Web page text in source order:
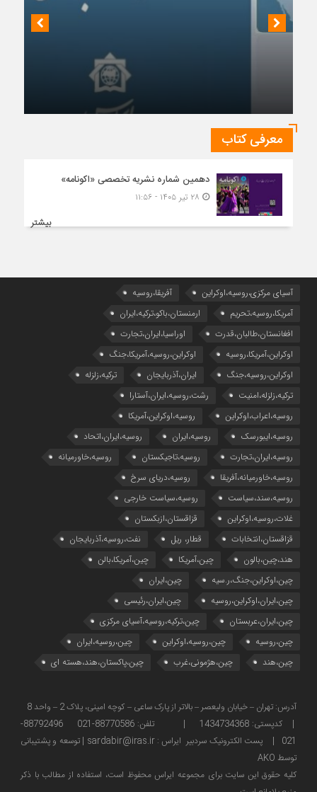
چشم‌انداز روابط ایران و روسیه در جهان پساکرونا
معرفی کتاب
دهمین شماره نشریه تخصصی «اکونامه»
بیشتر
آسیای مرکزی،روسیه،اوکراین
آفریقا،روسیه
آمریکا،روسیه،تحریم
ارمنستان،باکو،ترکیه،ایران
افغانستان،طالبان،قدرت
اوراسیا،ایران،تجارت
اوکراین،آمریکا،روسیه
اوکراین،روسیه،آمریکا،جنگ
اوکراین،روسیه،جنگ
ایران،آذربایجان
ترکیه،زلزله
ترکیه،زلزله،امنیت
رشت،روسیه،ایران،آستارا
روسیه،اعراب،اوکراین
روسیه،اوکراین،آمریکا
روسیه،ایبورسک
روسیه،ایران
روسیه،ایران،اتحاد
روسیه،ایران،تجارت
روسیه،تاجیکستان
روسیه،خاورمیانه
روسیه،خاورمیانه،آفریقا
روسیه،دریای سرخ
روسیه،سند،سیاست
روسیه،سیاست خارجی
غلات،روسیه،اوکراین
قزاقستان،ازبکستان
قزاقستان،انتخابات
قطار، ریل
نفت،روسیه،آذربایجان
هند،چین،بالون
چین،آمریکا
چین،آمریکا،بالن
چین،اوکراین،جنگ،ر.سیه
چین،ایران
چین،ایران،اوکراین،روسیه
چین،ایران،رئیسی
چین،ایران،عربستان
چین،ترکیه،روسیه،آسیای مرکزی
چین،روسیه
چین،روسیه،اوکراین
چین،روسیه،ایران
چین،هند
چین،هژمونی،غرب چین،پاکستان،هند،هسته ای
| کدپستی: 1434734368 | تلفن: 88770586-021 88792496-
021 | پست الکترونیک سردبیر ایراس : sardabir@iras.ir |
توسعه و پشتیبانی
توسط AKO
كليه حقوق این سایت برای مجموعه ایراس محفوظ است، استفاده از مطالب با ذكر